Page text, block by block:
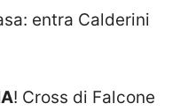
entra Calderini
! Cross di Falcone